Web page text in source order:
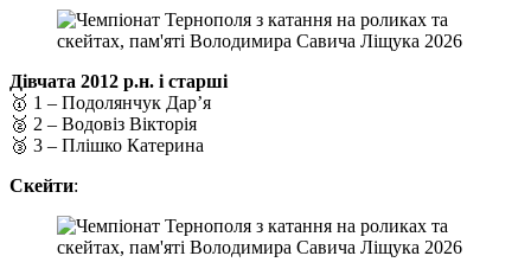
Дівчата 2012 р.н. і старші
🥇 1 – Подолянчук Дар’я
🥈 2 – Водовіз Вікторія
🥉 3 – Плішко Катерина
Скейти: